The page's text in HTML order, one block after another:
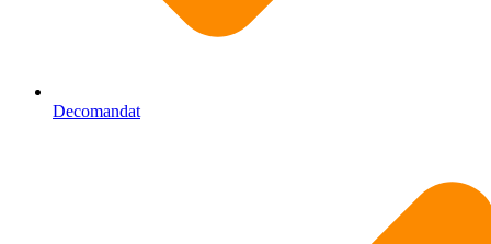
Decomandat